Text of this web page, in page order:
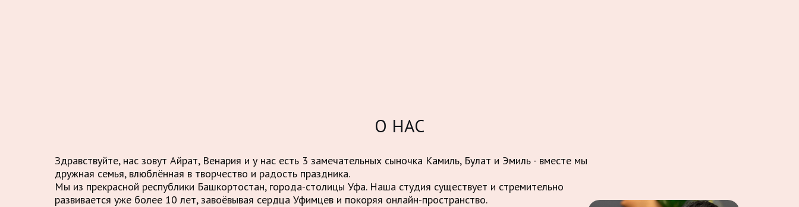
О НАС
Здравствуйте, нас зовут Айрат, Венария и у нас есть 3 замечательных сыночка Камиль, Булат и Эмиль - вместе мы
дружная семья, влюблённая в творчество и радость праздника.
Мы из прекрасной республики Башкортостан, города-столицы Уфа. Наша студия существует и стремительно
развивается уже более 10 лет, завоёвывая сердца Уфимцев и покоряя онлайн-пространство.